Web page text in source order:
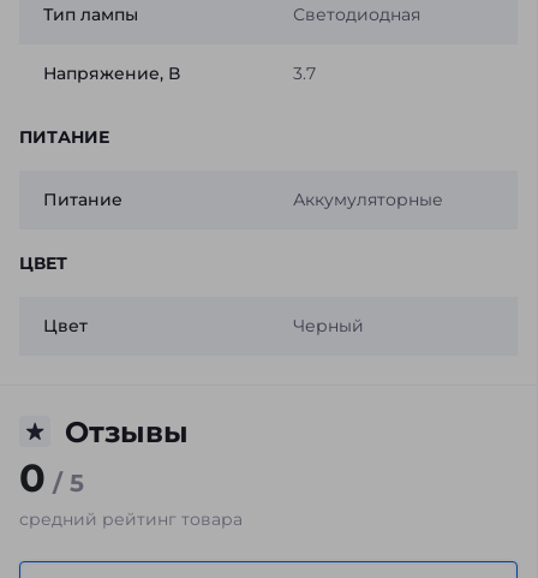
Тип лампы Светодиодная
Напряжение, В 3.7
ПИТАНИЕ
Питание Аккумуляторные
ЦВЕТ
Цвет Черный
Отзывы
0 / 5
средний рейтинг товара